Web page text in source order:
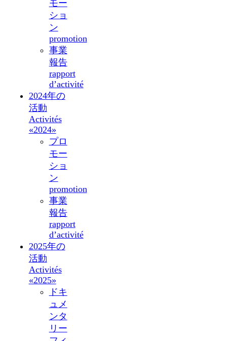
モー
ショ
ン
promotion
事業
報告
rapport
d’activité
2024年の
活動
Activités
«2024»
プロ
モー
ショ
ン
promotion
事業
報告
rapport
d’activité
2025年の
活動
Activités
«2025»
ドキ
ュメ
ンタ
リー